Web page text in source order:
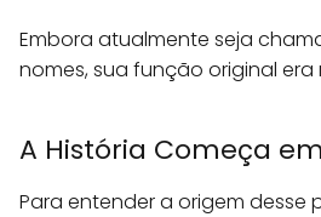
Embora atualmente seja
nomes, sua função original
A História Começa em
Para entender a origem desse